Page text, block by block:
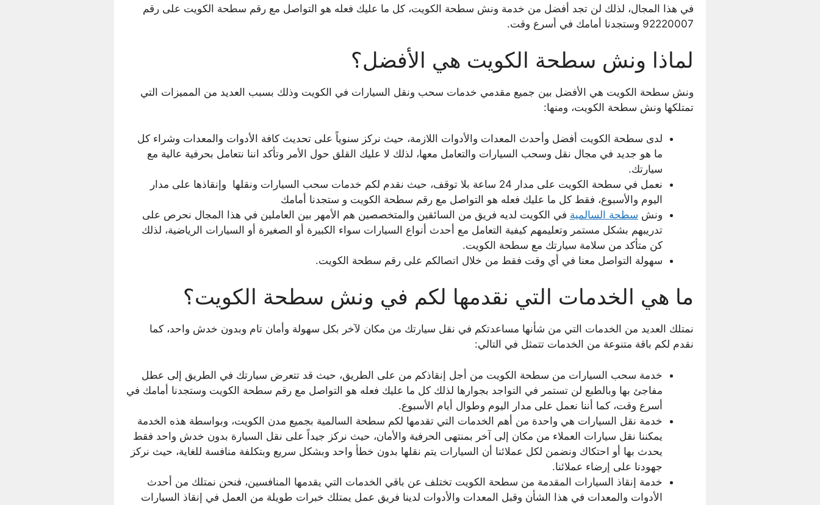
في هذا المجال، لذلك لن تجد أفضل من خدمة ونش سطحة الكويت، كل ما عليك فعله هو التواصل مع رقم سطحة الكويت على رقم
92220007 وستجدنا أمامك في أسرع وقت.
لماذا ونش سطحة الكويت هي الأفضل؟
ونش سطحة الكويت هي الأفضل بين جميع مقدمي خدمات سحب ونقل السيارات في الكويت وذلك بسبب العديد من المميزات التي
تمتلكها ونش سطحة الكويت، ومنها:
لدى سطحة الكويت أفضل وأحدث المعدات والأدوات اللازمة، حيث نركز سنوياً على تحديث كافة الأدوات والمعدات وشراء كل
ما هو جديد في مجال نقل وسحب السيارات والتعامل معها، لذلك لا عليك القلق حول الأمر وتأكد اننا نتعامل بحرفية عالية مع
سيارتك.
نعمل في سطحة الكويت على مدار 24 ساعة بلا توقف، حيث نقدم لكم خدمات سحب السيارات ونقلها وإنقاذها على مدار
اليوم والأسبوع، فقط كل ما عليك فعله هو التواصل مع رقم سطحة الكويت و ستجدنا أمامك
ونش سطحة السالمية في الكويت لديه فريق من السائقين والمتخصصين هم الأمهر بين العاملين في هذا المجال نحرص على
تدريبهم بشكل مستمر وتعليمهم كيفية التعامل مع أحدث أنواع السيارات سواء الكبيرة أو الصغيرة أو السيارات الرياضية، لذلك
كن متأكد من سلامة سيارتك مع سطحة الكويت.
سهولة التواصل معنا في أي وقت فقط من خلال اتصالكم على رقم سطحة الكويت.
ما هي الخدمات التي نقدمها لكم في ونش سطحة الكويت؟
نمتلك العديد من الخدمات التي من شأنها مساعدتكم في نقل سيارتك من مكان لآخر بكل سهولة وأمان تام وبدون خدش واحد، كما
نقدم لكم باقة متنوعة من الخدمات تتمثل في التالي:
خدمة سحب السيارات من سطحة الكويت من أجل إنقاذكم من على الطريق، حيث قد تتعرض سيارتك في الطريق إلى عطل
مفاجئ بها وبالطبع لن تستمر في التواجد بجوارها لذلك كل ما عليك فعله هو التواصل مع رقم سطحة الكويت وستجدنا أمامك في
أسرع وقت، كما أننا نعمل على مدار اليوم وطوال أيام الأسبوع.
خدمة نقل السيارات هي واحدة من أهم الخدمات التي تقدمها لكم سطحة السالمية بجميع مدن الكويت، وبواسطة هذه الخدمة
يمكننا نقل سيارات العملاء من مكان إلى آخر بمنتهى الحرفية والأمان، حيث نركز جيداً على نقل السيارة بدون خدش واحد فقط
يحدث بها أو احتكاك ونضمن لكل عملائنا أن السيارات يتم نقلها بدون خطأ واحد وبشكل سريع وبتكلفة منافسة للغاية، حيث نركز
جهودنا على إرضاء عملائنا.
خدمة إنقاذ السيارات المقدمة من سطحة الكويت تختلف عن باقي الخدمات التي يقدمها المنافسين، فنحن نمتلك من أحدث
الأدوات والمعدات في هذا الشأن وقبل المعدات والأدوات لدينا فريق عمل يمتلك خبرات طويلة من العمل في إنقاذ السيارات